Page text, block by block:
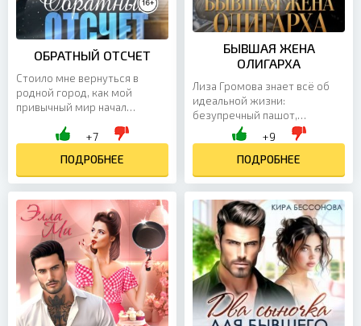
ОБРАТНЫЙ ОТСЧЕТ
Стоило мне вернуться в
родной город, как мой
привычный мир начал
давно считавшиеся
наружу. Работа...
+7
ПОДРОБНЕЕ
БЫВШАЯ ЖЕНА
ОЛИГАРХА
Лиза Громова знает всё об
идеальной жизни:
безупречный пашот,
выглаженные рубашки,
улыбка, не дрогнувшая бы
даже на самом скучном
ужине с партнерами...
+9
ПОДРОБНЕЕ